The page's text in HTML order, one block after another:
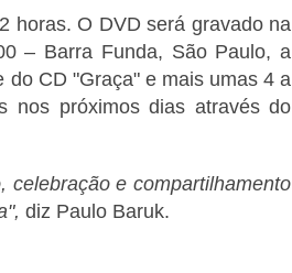
horas. O DVD será gravado na
– Barra Funda, São Paulo, a
CD "Graça" e mais umas 4 a
nos próximos dias através do
celebração e compartilhamento
diz Paulo Baruk.